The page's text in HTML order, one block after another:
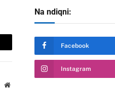
Website
Na ndiqni:
Facebook
Instagram